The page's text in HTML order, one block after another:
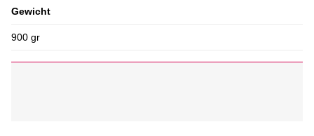
Gewicht
900 gr